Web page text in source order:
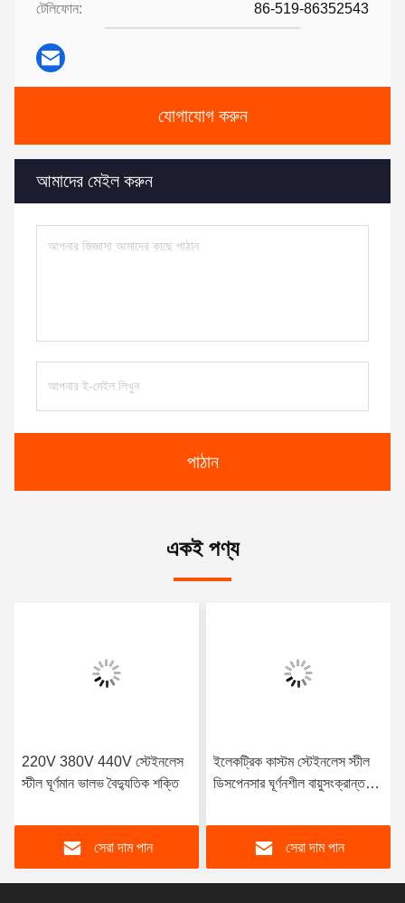
টেলিফোন: 86-519-86352543
যোগাযোগ করুন
আমাদের মেইল ​​করুন
পাঠান
একই পণ্য
220V 380V 440V স্টেইনলেস
স্টীল ঘূর্ণমান ভালভ বৈদ্যুতিক শক্তি
সেরা দাম পান
ইলেকট্রিক কাস্টম স্টেইনলেস স্টীল
ডিসপেনসার ঘূর্ণনশীল বায়ুসংক্রান্ত
সেরা দাম পান